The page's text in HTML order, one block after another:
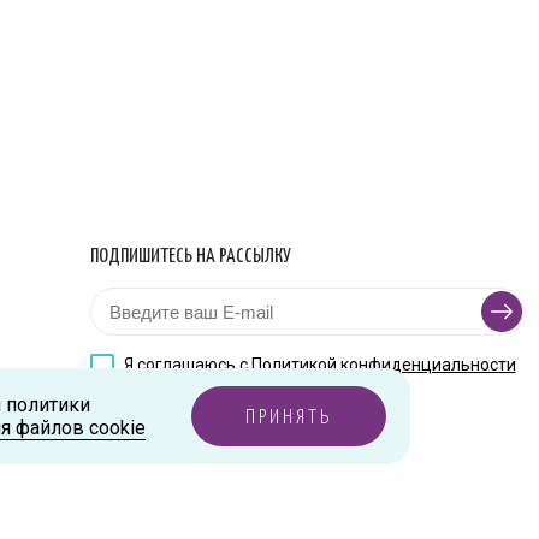
ПОДПИШИТЕСЬ НА РАССЫЛКУ
Я соглашаюсь сПолитикой конфиденциальности
файлов cookie
ПРИНЯТЬ